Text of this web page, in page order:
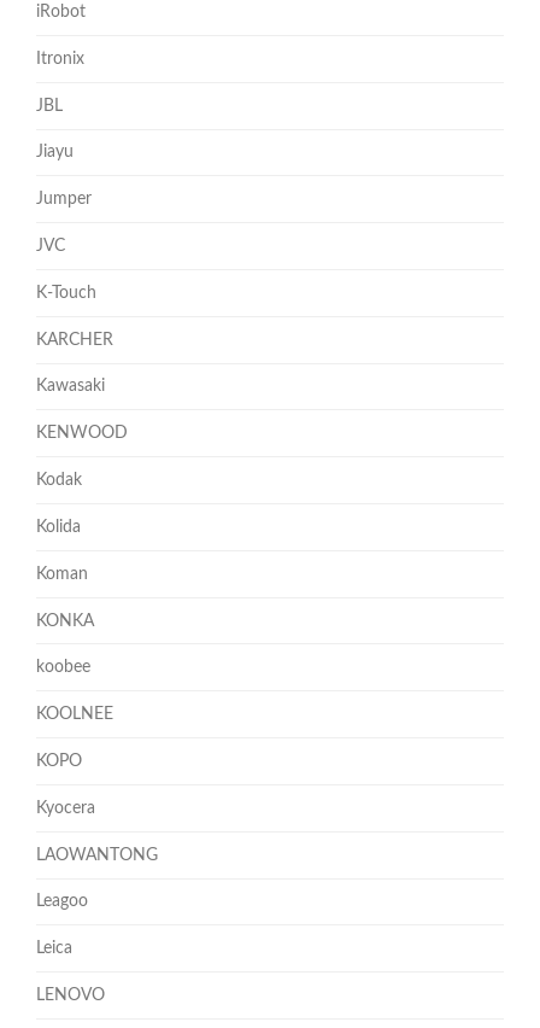
iRobot
Itronix
JBL
Jiayu
Jumper
JVC
K-Touch
KARCHER
Kawasaki
KENWOOD
Kodak
Kolida
Koman
KONKA
koobee
KOOLNEE
KOPO
Kyocera
LAOWANTONG
Leagoo
Leica
LENOVO